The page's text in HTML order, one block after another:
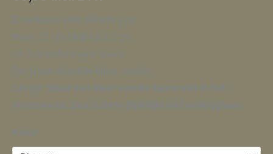
Dinerkaars klein (Rustik Lys)
Maat: 12 cm bij Ø ca 2,1 cm
ca. 5 branduren per kaars
Per 6 van dezelfde kleur verpakt
Let op: Staat een kleur van de kaars niet in het
keuzemenu, dan is deze (tijdelijk) niet verkrijgbaar.
Kleur